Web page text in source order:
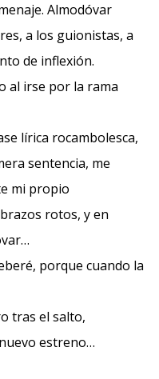
Almodóvar
a los guionistas, a
de inflexión.
al irse por la rama
lírica rocambolesca,
sentencia, me
mi propio
rotos, y en
porque cuando la
tras el salto,
estreno…